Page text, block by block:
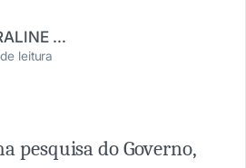
NICOLAS RALINE DE SOUSA
leitura
pesquisa do Governo,